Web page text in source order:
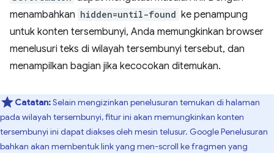
menambahkan hidden=until-found ke penampung
untuk konten tersembunyi, Anda memungkinkan browser
menelusuri teks di wilayah tersembunyi tersebut, dan
menampilkan bagian jika kecocokan ditemukan.
Catatan:Selain mengizinkan penelusuran temukan di halaman
pada wilayah tersembunyi, fitur ini akan memungkinkan konten
tersembunyi ini dapat diakses oleh mesin telusur. Google Penelusuran
bahkan akan membentuk link yang men-scroll ke fragmen yang